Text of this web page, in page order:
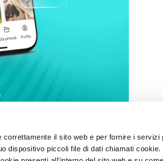
correttamente il sito web e per fornire i servizi
dispositivo piccoli file di dati chiamati
e gestire online